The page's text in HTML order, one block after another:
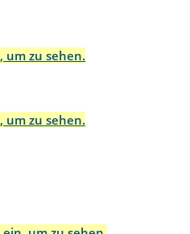
um zu sehen.
um zu sehen.